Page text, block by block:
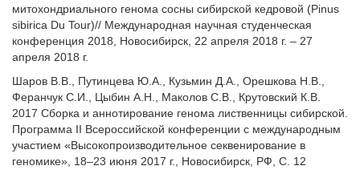
митохондриального генома сосны сибирской кедровой (Pinus
sibirica Du Tour)// Международная научная студенческая
конференция 2018, Новосибирск, 22 апреля 2018 г. – 27
апреля 2018 г.
Шаров В.В., Путинцева Ю.А., Кузьмин Д.А., Орешкова Н.В.,
Феранчук С.И., Цыбин А.Н., Маколов С.В., Крутовский К.В.
2017 Сборка и аннотирование генома лиственницы сибирской.
Программа II Всероссийской конференции с международным
участием «Высокопроизводительное секвенирование в
геномике», 18–23 июня 2017 г., Новосибирск, РФ, С. 12